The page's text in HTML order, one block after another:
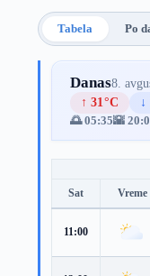
Tabela Po
Danas8.
↑ 31°C
↓
🌅 05:35🌇
Sat Vreme
11:00